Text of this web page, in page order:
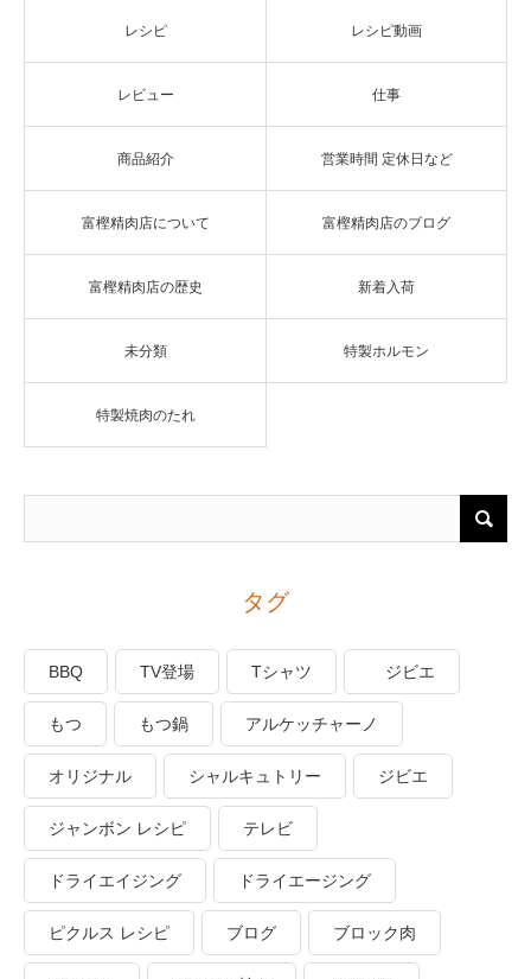
レシピ レシピ動画
レビュー 仕事
商品紹介 営業時間 定休日など
富樫精肉店について 富樫精肉店のブログ
富樫精肉店の歴史 新着入荷
未分類 特製ホルモン
特製焼肉のたれ
タグ
BBQ TV登場 Tシャツ ジビエ
もつ もつ鍋 アルケッチャーノ
オリジナル シャルキュトリー ジビエ
ジャンボン レシピ テレビ
ドライエイジング ドライエージング
ピクルス レシピ ブログ ブロック肉